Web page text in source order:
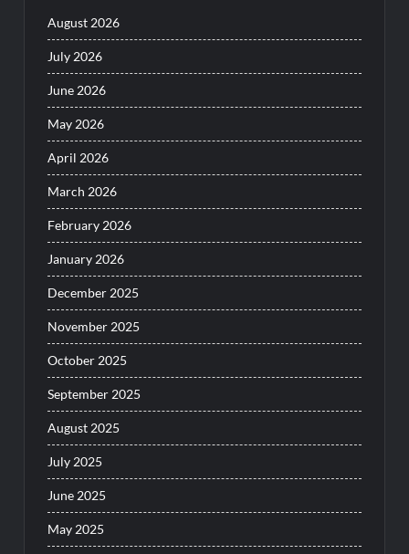
August 2026
July 2026
June 2026
May 2026
April 2026
March 2026
February 2026
January 2026
December 2025
November 2025
October 2025
September 2025
August 2025
July 2025
June 2025
May 2025